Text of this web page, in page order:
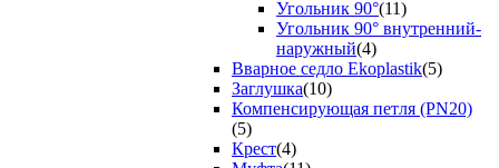
Угольник 90°(11)
Угольник 90° внутренний-
наружный(4)
Вварное седло Ekoplastik(5)
Заглушка(10)
Компенсирующая петля (PN20)
(5)
Крест(4)